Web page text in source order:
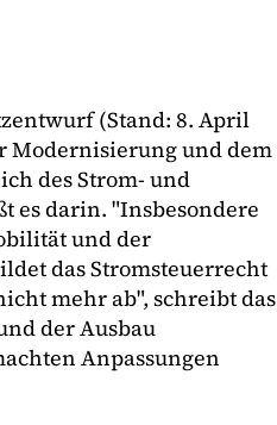
(Stand: 8. April
Modernisierung und dem
des Strom- und
es darin. "Insbesondere
und der
das Stromsteuerrecht
mehr ab", schreibt das
der Ausbau
Anpassungen